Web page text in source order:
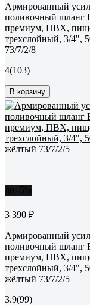
Армированный
поливочный шланг
премиум, ПВХ,
трехслойный, 3/4",
73/7/2/8
4(103)
В корзину
3 390 ₽
Армированный
поливочный шланг
премиум, ПВХ,
трехслойный, 3/4",
жёлтый 73/7/2/5
3.9(99)